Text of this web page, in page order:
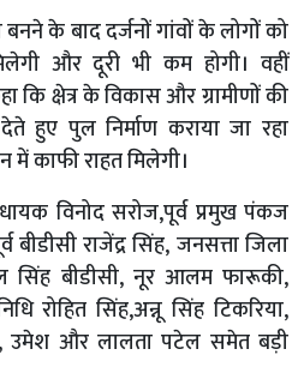
के बाद दर्जनों गांवों के लोगों को
और दूरी भी कम होगी। वहीं
कि क्षेत्र के विकास और ग्रामीणों की
हुए पुल निर्माण कराया जा रहा
काफी राहत मिलेगी।
विनोद सरोज,पूर्व प्रमुख पंकज
बीडीसी राजेंद्र सिंह, जनसत्ता जिला
बीडीसी, नूर आलम फारूकी,
रोहित सिंह,अन्नू सिंह टिकरिया,
उमेश और लालता पटेल समेत बड़ी